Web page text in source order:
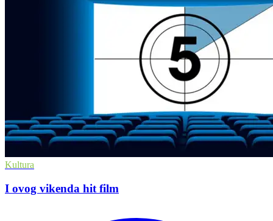
Kultura
I ovog vikenda hit film